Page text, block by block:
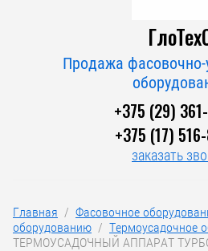
Продажа фасовочно-
+375 (29)
+375 (17)
заказать
Главная
  /
Фасовочное
оборудованию
  /
Термоусадочное
ТЕРМОУСАДОЧНЫЙ АППАРАТ